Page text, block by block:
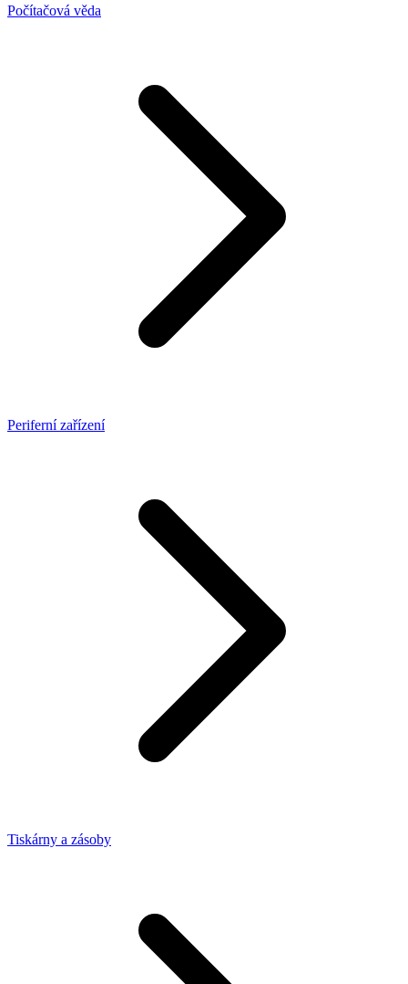
Počítačová věda
Periferní zařízení
Tiskárny a zásoby